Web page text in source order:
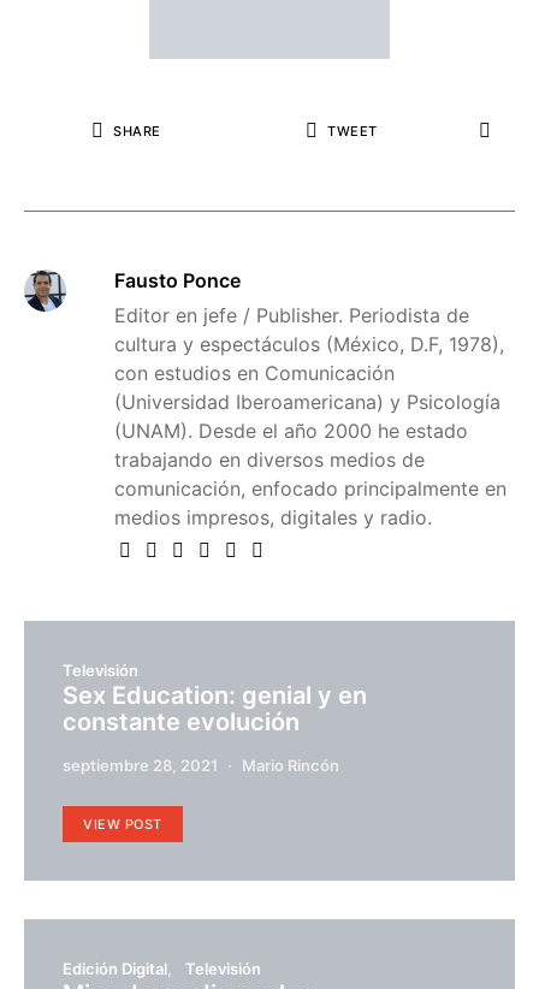
SHARE TWEET
Fausto Ponce
Editor en jefe / Publisher. Periodista de
cultura y espectáculos (México, D.F, 1978),
con estudios en Comunicación
(Universidad Iberoamericana) y Psicología
(UNAM). Desde el año 2000 he estado
trabajando en diversos medios de
comunicación, enfocado principalmente en
medios impresos, digitales y radio.
Televisión
Sex Education: genial y en
constante evolución
septiembre 28, 2021 Mario Rincón
VIEW POST
Edición Digital Televisión